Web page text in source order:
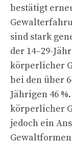
bestätigt
sind stark
der 14–29-
körperlicher
bei den über
Jährigen 46
körperlicher
jedoch ein